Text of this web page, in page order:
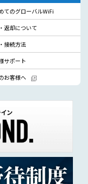
てのグローバルWiFi
返却について
接続方法
サポート
お客様へ